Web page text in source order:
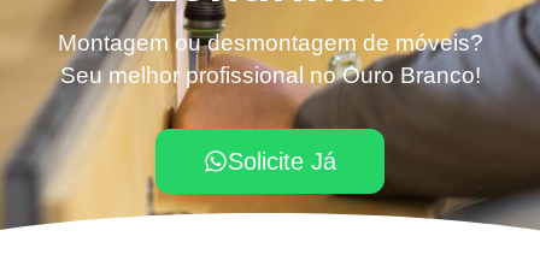
Montagem ou desmontagem de móveis?
Seu melhor profissional no Ouro Branco!
Solicite Já